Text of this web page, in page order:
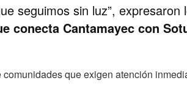
seguimos sin luz”,
conecta Cantamayec con
que exigen atención